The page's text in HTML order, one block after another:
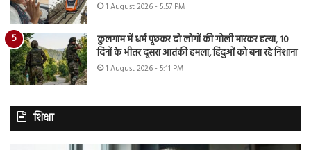
1 August 2026 - 5:57 PM
कुलगाम में धर्म पूछकर दो लोगों की गोली मारकर हत्या, 10
दिनों के भीतर दूसरा आतंकी हमला, हिंदुओं को बना रहे निशाना
1 August 2026 - 5:11 PM
शिक्षा